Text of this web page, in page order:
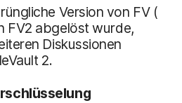
Version von FV (
FV2 abgelöst wurde,
Diskussionen
2.